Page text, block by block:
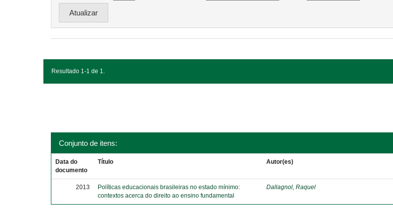
Resultado 1-1 de 1.
Conjunto de itens:
Data do
documento
Título Autor(es)
2013
Políticas educacionais brasileiras no estado mínimo:
contextos acerca do direito ao ensino fundamental
Dallagnol, Raquel